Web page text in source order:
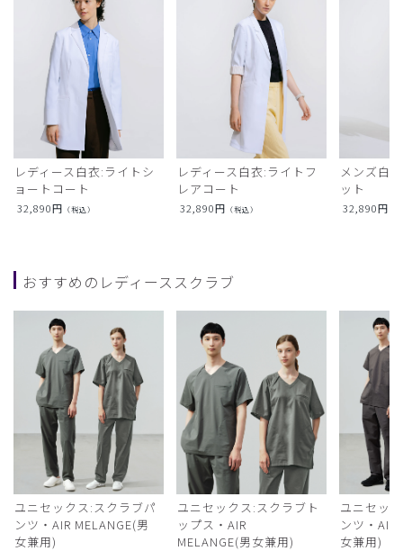
レディース白衣:ライトシ
ョートコート
32,890円 （税込）
レディース白衣:ライトフ
レアコート
32,890円 （税込）
メンズ白
ット
32,890円
おすすめのレディーススクラブ
ユニセックス:スクラブパ
ンツ・AIR MELANGE(男
女兼用)
ユニセックス:スクラブト
ップス・AIR
MELANGE(男女兼用)
ユニセッ
ンツ・AIR
女兼用)